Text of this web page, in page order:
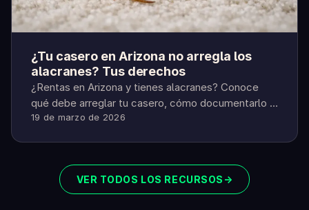
¿Tu casero en Arizona no arregla los
alacranes? Tus derechos
¿Rentas en Arizona y tienes alacranes? Conoce
qué debe arreglar tu casero, cómo documentarlo y
pasos seguros si se niega.
19 de marzo de 2026
VER TODOS LOS RECURSOS →